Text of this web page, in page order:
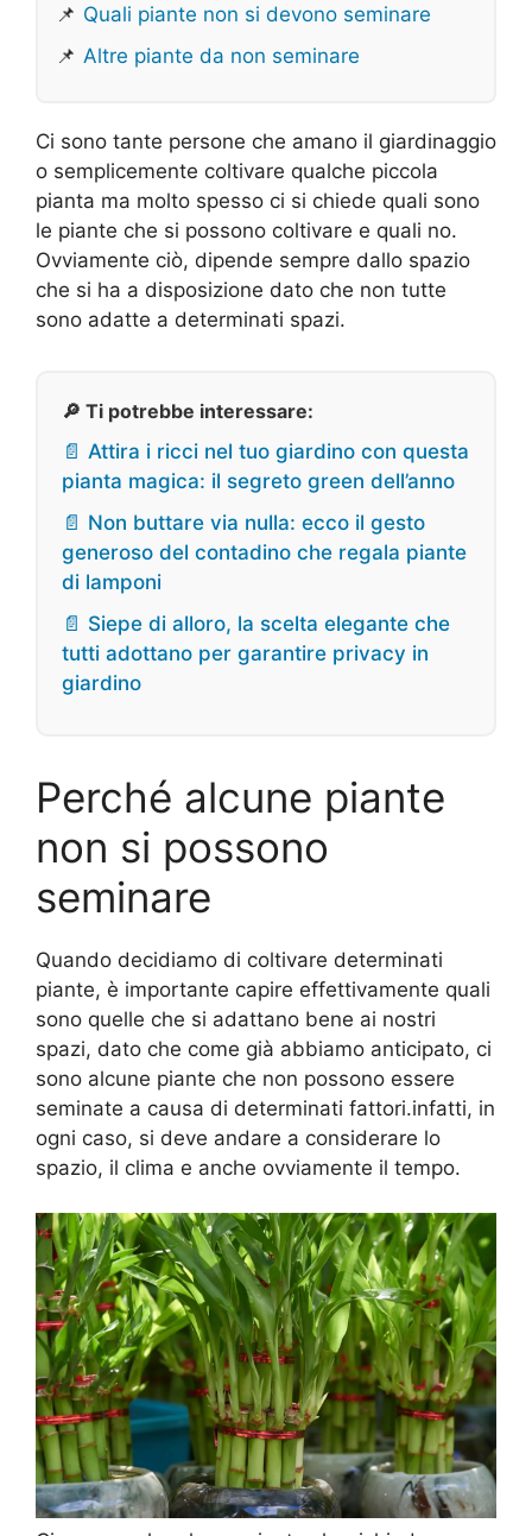
📌 Quali piante non si devono seminare
📌 Altre piante da non seminare
Ci sono tante persone che amano il giardinaggio
o semplicemente coltivare qualche piccola
pianta ma molto spesso ci si chiede quali sono
le piante che si possono coltivare e quali no.
Ovviamente ciò, dipende sempre dallo spazio
che si ha a disposizione dato che non tutte
sono adatte a determinati spazi.
🔎 Ti potrebbe interessare:
📄 Attira i ricci nel tuo giardino con questa
pianta magica: il segreto green dell’anno
📄 Non buttare via nulla: ecco il gesto
generoso del contadino che regala piante
di lamponi
📄 Siepe di alloro, la scelta elegante che
tutti adottano per garantire privacy in
giardino
Perché alcune piante
non si possono
seminare
Quando decidiamo di coltivare determinati
piante, è importante capire effettivamente quali
sono quelle che si adattano bene ai nostri
spazi, dato che come già abbiamo anticipato, ci
sono alcune piante che non possono essere
seminate a causa di determinati fattori.infatti, in
ogni caso, si deve andare a considerare lo
spazio, il clima e anche ovviamente il tempo.